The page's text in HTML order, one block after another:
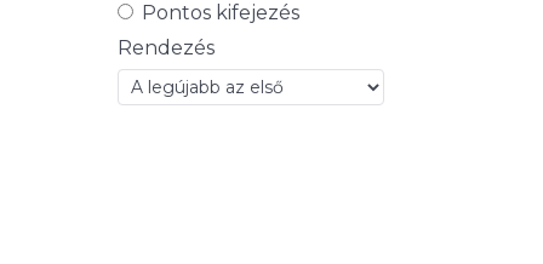
Pontos kifejezés
Rendezés